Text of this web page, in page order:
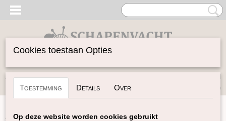
Inloggen Registreren
(0)
Home>Vilten>Oogjes/Neusjes>Glazen bol oogjes 16/20
Cookies toestaan Opties
Toestemming Details Over
Op deze website worden cookies gebruikt